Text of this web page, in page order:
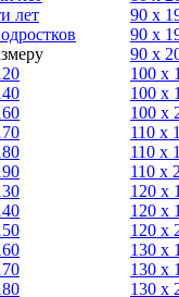
лет
90 x
90 x
90 x
100 x
100 х
100 x
110 x
110 х
110 х
120 х
120 х
120 х
130 х
130 х
130 х